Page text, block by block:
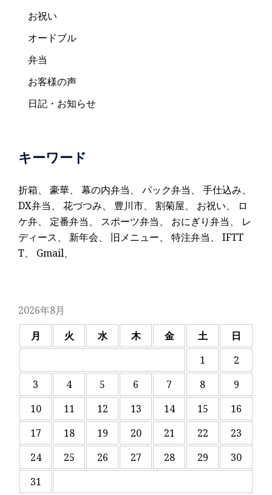
お祝い
オードブル
弁当
お客様の声
日記・お知らせ
キーワード
折箱、 豪華、 幕の内弁当、 パック弁当、 手仕込み、
DX弁当、 花づつみ、 豊川市、 割菊屋、 お祝い、
ロ
ケ弁、 定番弁当、 スポーツ弁当、 おにぎり弁当、 レ
ディース、 新年会、 旧メニュー、 特注弁当、 IFTT
T、 Gmail、
2026年8月
月
火 水 木 金 土
日
1
2
3
4 5 6 7 8
9
10
11 12 13 14 15
16
17
18 19 20 21 22
23
24
25 26 27 28 29
30
31